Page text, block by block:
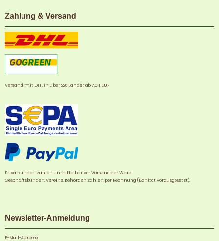
Zahlung & Versand
Versand mit DHL in über 220 Länder ab 7,04 EUR
Privatkunden zahlen unmittelbar vor Versand der Ware.
Geschäftskunden, Vereine, Behörden zahlen per Rechnung (Bonität vorausgesetzt).
Newsletter-Anmeldung
E-Mail-Adresse: